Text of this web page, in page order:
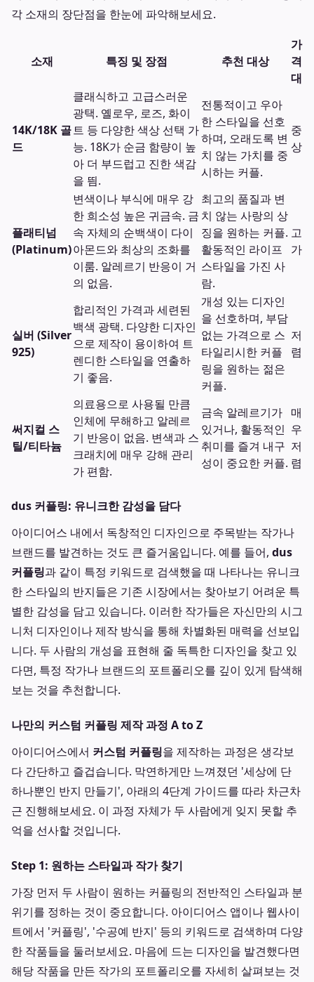
각 소재의 장단점을 한눈에 파악해보세요.
소재 특징 및 장점 추천 대상
가
격
대
14K/18K 골
드
클래식하고 고급스러운
광택. 옐로우, 로즈, 화이
트 등 다양한 색상 선택 가
능. 18K가 순금 함량이 높
아 더 부드럽고 진한 색감
을 띔.
전통적이고 우아
한 스타일을 선호
하며, 오래도록 변
치 않는 가치를 중
시하는 커플.
중
상
플래티넘
(Platinum)
변색이나 부식에 매우 강
한 희소성 높은 귀금속. 금
속 자체의 순백색이 다이
아몬드와 최상의 조화를
이룸. 알레르기 반응이 거
의 없음.
최고의 품질과 변
치 않는 사랑의 상
징을 원하는 커플.
활동적인 라이프
스타일을 가진 사
람.
고
가
실버 (Silver
925)
합리적인 가격과 세련된
백색 광택. 다양한 디자인
으로 제작이 용이하여 트
렌디한 스타일을 연출하
기 좋음.
개성 있는 디자인
을 선호하며, 부담
없는 가격으로 스
타일리시한 커플
링을 원하는 젊은
커플.
저
렴
써지컬 스
틸/티타늄
의료용으로 사용될 만큼
인체에 무해하고 알레르
기 반응이 없음. 변색과 스
크래치에 매우 강해 관리
가 편함.
금속 알레르기가
있거나, 활동적인
취미를 즐겨 내구
성이 중요한 커플.
매
우
저
렴
dus 커플링: 유니크한 감성을 담다
아이디어스 내에서 독창적인 디자인으로 주목받는 작가나
브랜드를 발견하는 것도 큰 즐거움입니다. 예를 들어, dus
커플링과 같이 특정 키워드로 검색했을 때 나타나는 유니크
한 스타일의 반지들은 기존 시장에서는 찾아보기 어려운 특
별한 감성을 담고 있습니다. 이러한 작가들은 자신만의 시그
니처 디자인이나 제작 방식을 통해 차별화된 매력을 선보입
니다. 두 사람의 개성을 표현해 줄 독특한 디자인을 찾고 있
다면, 특정 작가나 브랜드의 포트폴리오를 깊이 있게 탐색해
보는 것을 추천합니다.
나만의 커스텀 커플링 제작 과정 A to Z
아이디어스에서 커스텀 커플링을 제작하는 과정은 생각보
다 간단하고 즐겁습니다. 막연하게만 느껴졌던 '세상에 단
하나뿐인 반지 만들기', 아래의 4단계 가이드를 따라 차근차
근 진행해보세요. 이 과정 자체가 두 사람에게 잊지 못할 추
억을 선사할 것입니다.
Step 1: 원하는 스타일과 작가 찾기
가장 먼저 두 사람이 원하는 커플링의 전반적인 스타일과 분
위기를 정하는 것이 중요합니다. 아이디어스 앱이나 웹사이
트에서 '커플링', '수공예 반지' 등의 키워드로 검색하며 다양
한 작품들을 둘러보세요. 마음에 드는 디자인을 발견했다면
해당 작품을 만든 작가의 포트폴리오를 자세히 살펴보는 것